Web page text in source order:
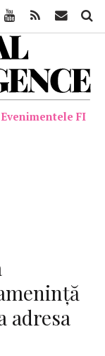
Evenimentele FI
adresa
Youtube Feed Mail